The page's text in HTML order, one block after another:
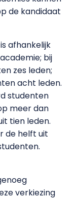
de kandidaat
afhankelijk
bij
zes leden;
acht leden.
studenten
meer dan
tien leden.
de helft uit
verkiezing